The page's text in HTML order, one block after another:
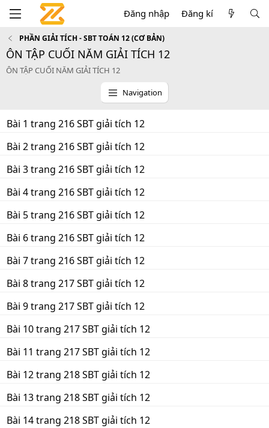
Đăng nhập Đăng kí
PHẦN GIẢI TÍCH - SBT TOÁN 12 (CƠ BẢN)
ÔN TẬP CUỐI NĂM GIẢI TÍCH 12
ÔN TẬP CUỐI NĂM GIẢI TÍCH 12
Navigation
Bài 1 trang 216 SBT giải tích 12
Bài 2 trang 216 SBT giải tích 12
Bài 3 trang 216 SBT giải tích 12
Bài 4 trang 216 SBT giải tích 12
Bài 5 trang 216 SBT giải tích 12
Bài 6 trang 216 SBT giải tích 12
Bài 7 trang 216 SBT giải tích 12
Bài 8 trang 217 SBT giải tích 12
Bài 9 trang 217 SBT giải tích 12
Bài 10 trang 217 SBT giải tích 12
Bài 11 trang 217 SBT giải tích 12
Bài 12 trang 218 SBT giải tích 12
Bài 13 trang 218 SBT giải tích 12
Bài 14 trang 218 SBT giải tích 12